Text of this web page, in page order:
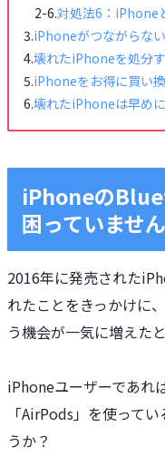
対処法6：iPhone
iPhoneがつながらな
壊れたiPhoneを処分
iPhoneをお得に買い
壊れたiPhoneは早め
iPhoneの
困っていませ
2016年に発売された
れたことをきっかけに
う機会が一気に増えた
iPhoneユーザーであれ
「AirPods」を使って
うか？